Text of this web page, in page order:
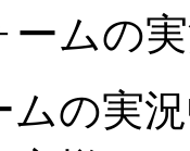
ームの
ムの実